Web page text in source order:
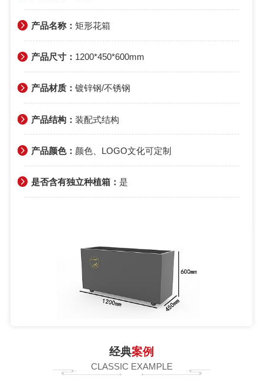
产品名称：矩形花箱
产品尺寸： 1200*450*600mm
产品材质：镀锌钢/不锈钢
产品结构：装配式结构
产品颜色： 颜色、LOGO文化可定制
是否含有独立种植箱： 是
经典案例
CLASSIC EXAMPLE